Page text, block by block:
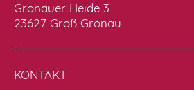
Grönauer Heide 3
23627 Groß Grönau
KONTAKT